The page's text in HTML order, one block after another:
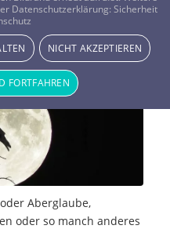
Bedeutung
Aberglaube,
oder so manch anderes
Datenschutzerklärung: Sicherheit
NICHT AKZEPTIEREN
FORTFAHREN